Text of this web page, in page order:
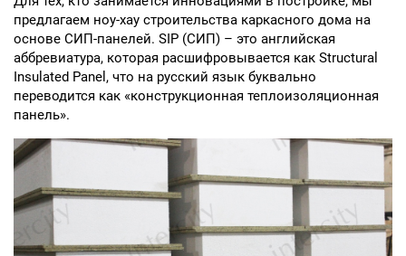
предлагаем ноу-хау строительства каркасного дома на
основе СИП-панелей. SIP (СИП) – это английская
аббревиатура, которая расшифровывается как Structural
Insulated Panel, что на русский язык буквально
переводится как «конструкционная теплоизоляционная
панель».